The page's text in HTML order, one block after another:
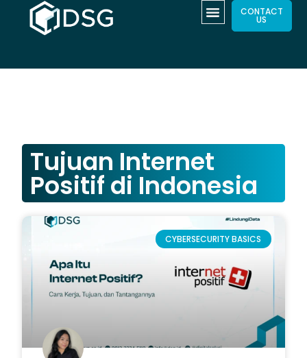
CONTACT
US
Tujuan Internet
Positif di Indonesia
CYBERSECURITY BASICS